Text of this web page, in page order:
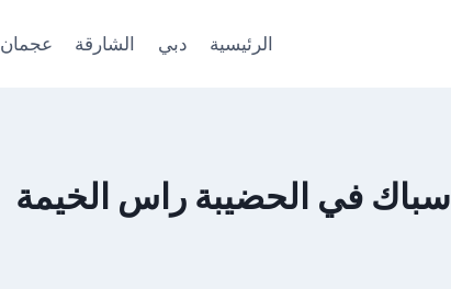
الرئيسية دبي الشارقة عجمان
سباك في الحضيبة راس الخيمة